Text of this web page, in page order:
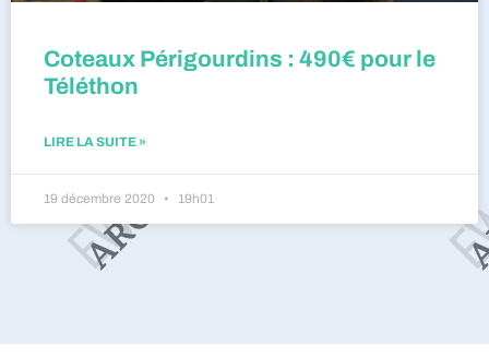
Coteaux Périgourdins : 490€ pour le
Téléthon
LIRE LA SUITE »
19 décembre 2020 19h01